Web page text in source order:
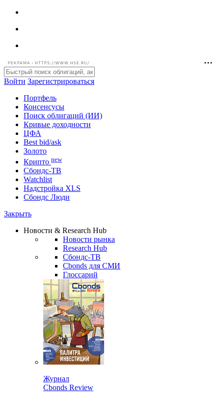
РЕКЛАМА • HTTPS://WWW.HSE.RU/
Войти Зарегистрироваться
Портфель
Консенсусы
Поиск облигаций (ИИ)
Кривые доходности
ЦФА
Best bid/ask
Золото
Крипто new
Watchlist
Сбондс Люди
Новости & Research Hub
Новости рынка
Research Hub
Сбондс-ТВ
Cbonds для СМИ
Глоссарий